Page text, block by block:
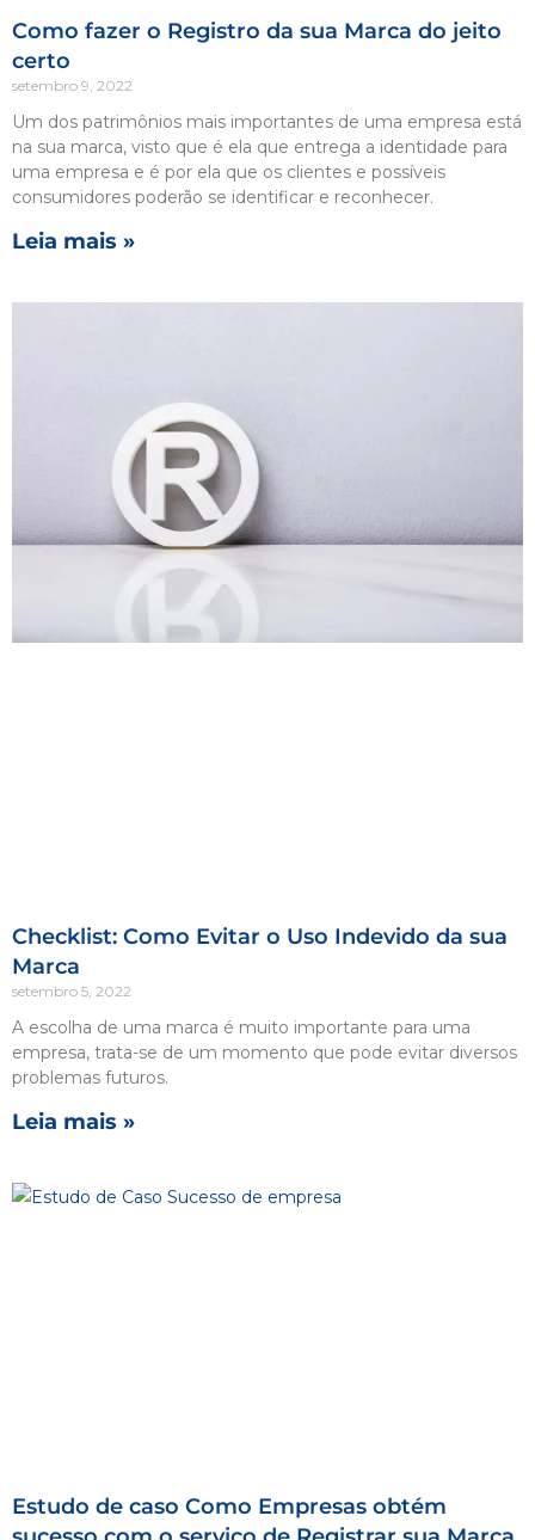
Como fazer o Registro da sua Marca do jeito
certo
setembro 9, 2022
Um dos patrimônios mais importantes de uma empresa está
na sua marca, visto que é ela que entrega a identidade para
uma empresa e é por ela que os clientes e possíveis
consumidores poderão se identificar e reconhecer.
Leia mais »
Checklist: Como Evitar o Uso Indevido da sua
Marca
setembro 5, 2022
A escolha de uma marca é muito importante para uma
empresa, trata-se de um momento que pode evitar diversos
problemas futuros.
Leia mais »
Estudo de caso Como Empresas obtém